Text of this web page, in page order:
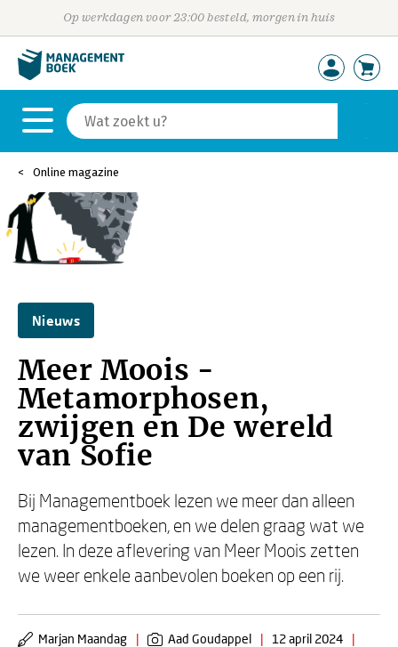
Op werkdagen voor 23:00 besteld, morgen in huis
Online magazine
Nieuws
Meer Moois -
Metamorphosen,
zwijgen en De wereld
van Sofie
Bij Managementboek lezen we meer dan alleen
managementboeken, en we delen graag wat we
lezen. In deze aflevering van Meer Moois zetten
we weer enkele aanbevolen boeken op een rij.
Marjan Maandag | Aad Goudappel | 12 april 2024
|